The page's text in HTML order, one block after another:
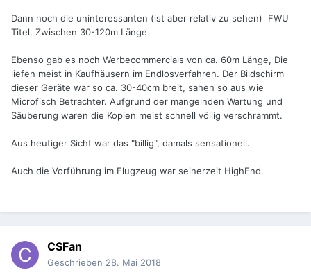
Dann noch die uninteressanten (ist aber relativ zu sehen) FWU
Titel. Zwischen 30-120m Länge
Ebenso gab es noch Werbecommercials von ca. 60m Länge, Die
liefen meist in Kaufhäusern im Endlosverfahren. Der Bildschirm
dieser Geräte war so ca. 30-40cm breit, sahen so aus wie
Microfisch Betrachter. Aufgrund der mangelnden Wartung und
Säuberung waren die Kopien meist schnell völlig verschrammt.
Aus heutiger Sicht war das "billig", damals sensationell.
Auch die Vorführung im Flugzeug war seinerzeit HighEnd.
CSFan
Geschrieben 28. Mai 2018